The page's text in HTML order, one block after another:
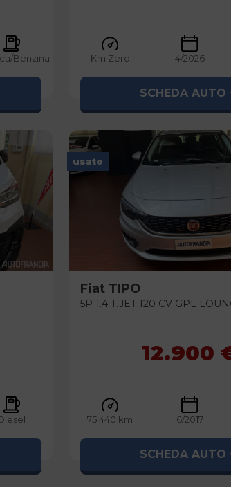
Benzina Km Zero 4/2026
SCHEDA AUTO
Fiat TIPO
5P 1.4 T.JET 120 CV GPL
usato
12.900
75.440 km 6/2017
SCHEDA AUTO